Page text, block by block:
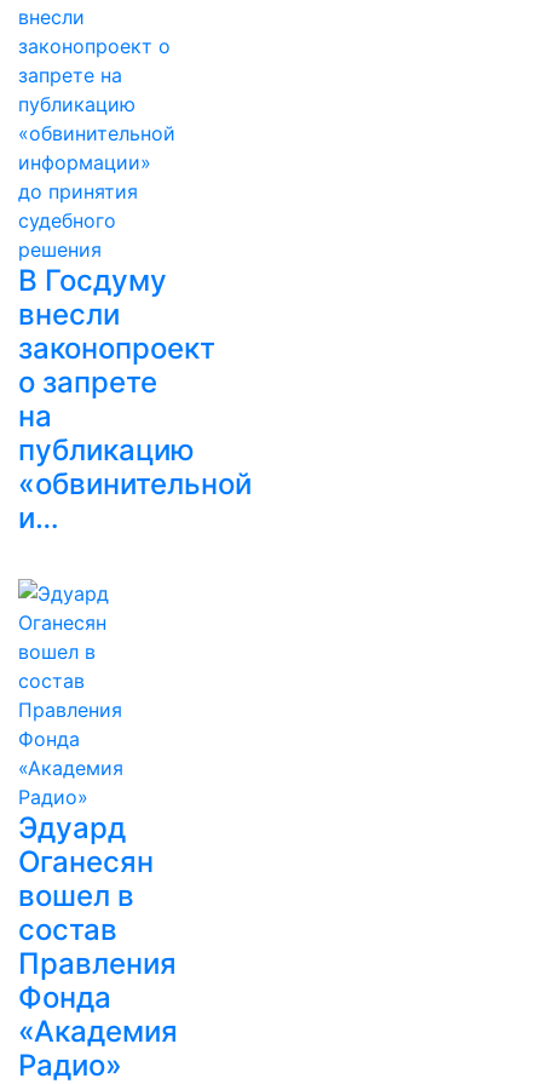
В Госдуму
внесли
законопроект
о запрете
на
публикацию
«обвинительной
и…
Эдуард
Оганесян
вошел в
состав
Правления
Фонда
«Академия
Радио»